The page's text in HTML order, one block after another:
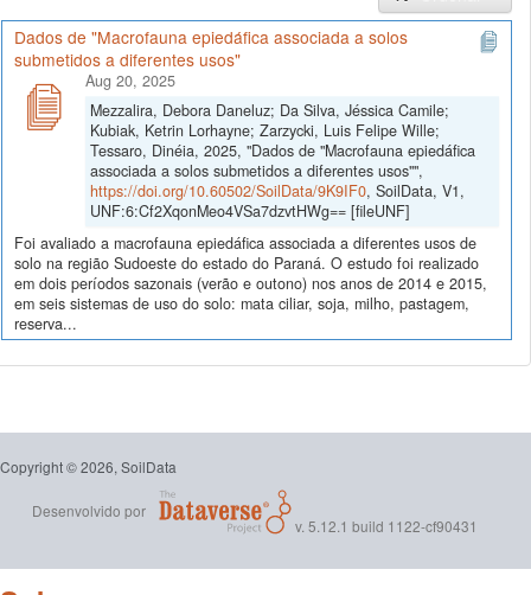
Dados de "Macrofauna epiedáfica associada a solos
submetidos a diferentes usos"
Aug 20, 2025
Mezzalira, Debora Daneluz; Da Silva, Jéssica Camile;
Kubiak, Ketrin Lorhayne; Zarzycki, Luis Felipe Wille;
Tessaro, Dinéia, 2025, "Dados de "Macrofauna epiedáfica
associada a solos submetidos a diferentes usos"",
https://doi.org/10.60502/SoilData/9K9IF0, SoilData, V1,
UNF:6:Cf2XqonMeo4VSa7dzvtHWg== [fileUNF]
Foi avaliado a macrofauna epiedáfica associada a diferentes usos de
solo na região Sudoeste do estado do Paraná. O estudo foi realizado
em dois períodos sazonais (verão e outono) nos anos de 2014 e 2015,
em seis sistemas de uso do solo: mata ciliar, soja, milho, pastagem,
reserva...
Copyright © 2026, SoilData
Desenvolvido por
v. 5.12.1 build 1122-cf90431